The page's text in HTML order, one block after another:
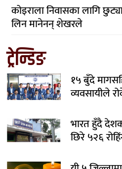
कोइराला निवासका लागि
लिन मानेनन् शेखरले
ट्रेन्डिङ
१५ बुँदे
व्यवसायीले
भारत हुँदै
छिरे ५२६